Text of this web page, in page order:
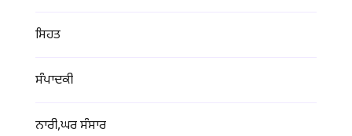
ਸਿਹਤ
ਸੰਪਾਦਕੀ
ਨਾਰੀ,ਘਰ ਸੰਸਾਰ